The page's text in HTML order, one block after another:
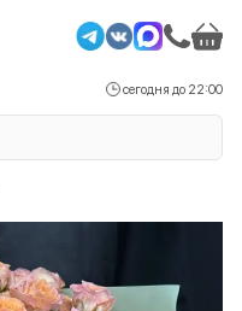
сегодня до 22:00